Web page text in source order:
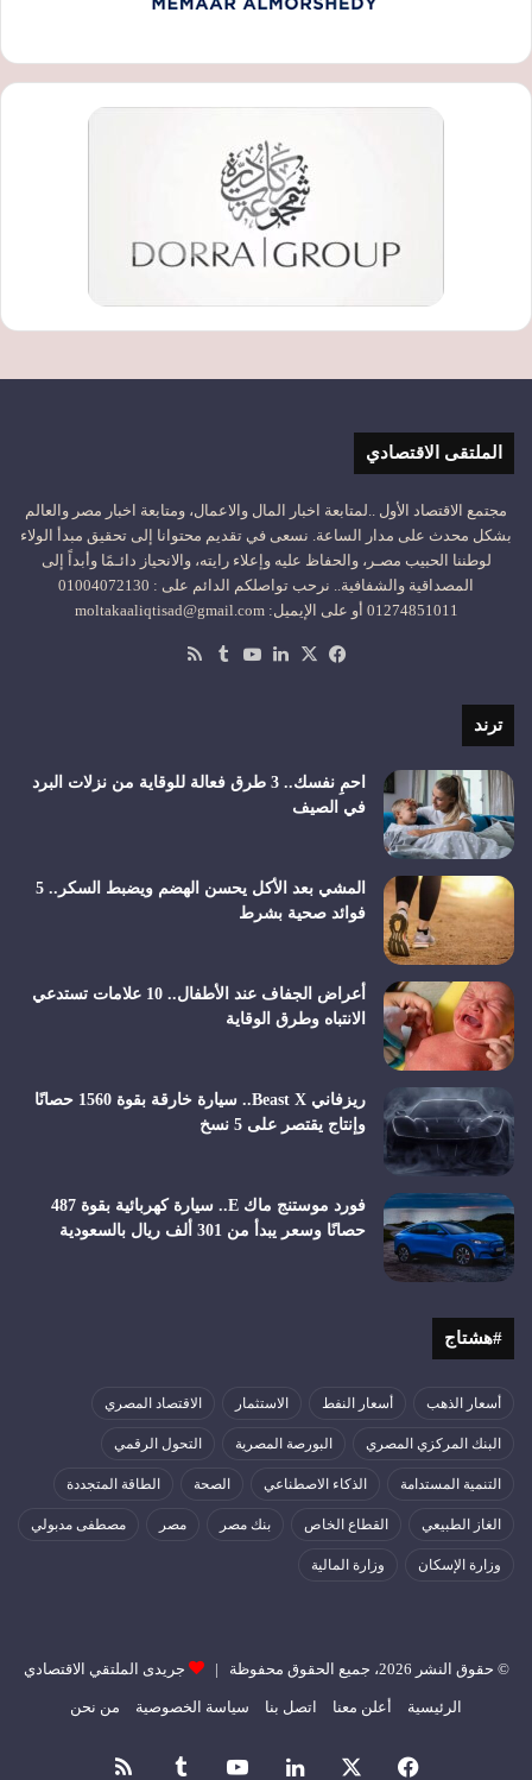
الملتقى الاقتصادي
مجتمع الاقتصاد الأول ..لمتابعة اخبار المال والاعمال، ومتابعة اخبار مصر والعالم
بشكل محدث على مدار الساعة. نسعى في تقديم محتوانا إلى تحقيق مبدأ الولاء
لوطننا الحبيب مصـر، والحفاظ عليه وإعلاء رايته، والانحياز دائـمًا وأبداً إلى
المصداقية والشفافية.. نرحب تواصلكم الدائم على : 01004072130
01274851011 أو على الإيميل: moltakaaliqtisad@gmail.com
فيسبوك
‫X لينكدإن‫YouTube
ترند
احمِ نفسك.. 3 طرق فعالة للوقاية من نزلات البرد
في الصيف
المشي بعد الأكل يحسن الهضم ويضبط السكر.. 5
فوائد صحية بشرط
أعراض الجفاف عند الأطفال.. 10 علامات تستدعي
الانتباه وطرق الوقاية
ريزفاني Beast X.. سيارة خارقة بقوة 1560 حصانًا
وإنتاج يقتصر على 5 نسخ
فورد موستنج ماك E.. سيارة كهربائية بقوة 487
حصانًا وسعر يبدأ من 301 ألف ريال بالسعودية
#هشتاج
أسعار الذهب أسعار النفط الاستثمار الاقتصاد المصري
البنك المركزي المصري البورصة المصرية التحول الرقمي
التنمية المستدامة الذكاء الاصطناعي الصحة الطاقة المتجددة
الغاز الطبيعي القطاع الخاص بنك مصر مصر مصطفى مدبولي
وزارة الإسكان وزارة المالية
© حقوق النشر 2026، جميع الحقوق محفوظة | جريدى الملتقي الاقتصادي
الرئيسية أعلن معنا اتصل بنا سياسة الخصوصية من نحن
فيسبوك لينكدإن ‫YouTube